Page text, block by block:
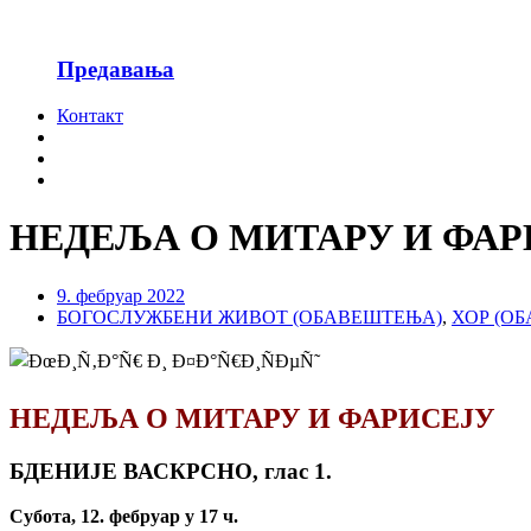
Предавања
Контакт
НЕДЕЉА О МИТАРУ И
9. фебруар 2022
БОГОСЛУЖБЕНИ ЖИВОТ (ОБАВЕШТЕЊА), ХОР
НЕДЕЉА О МИТАРУ И ФАРИСЕЈУ
БДЕНИЈЕ ВАСКРСНО, глас 1.
Субота, 12. фебруар у 17 ч.